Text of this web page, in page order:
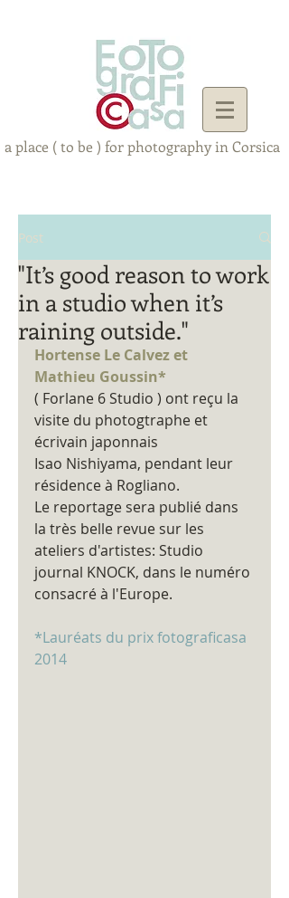
a place ( to be ) for photography in Corsica
Post
"It’s good reason to work
in a studio when it’s
raining outside."
Hortense Le Calvez et
Mathieu Goussin*
( Forlane 6 Studio ) ont reçu la
visite du photogtraphe et
écrivain japonnais
Isao Nishiyama, pendant leur
résidence à Rogliano.
Le reportage sera publié dans
la très belle revue sur les
ateliers d'artistes: Studio
journal KNOCK, dans le numéro
consacré à l'Europe.
*Lauréats du prix fotograficasa
2014